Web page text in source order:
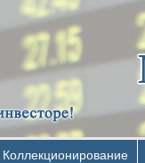
Коллекционирование